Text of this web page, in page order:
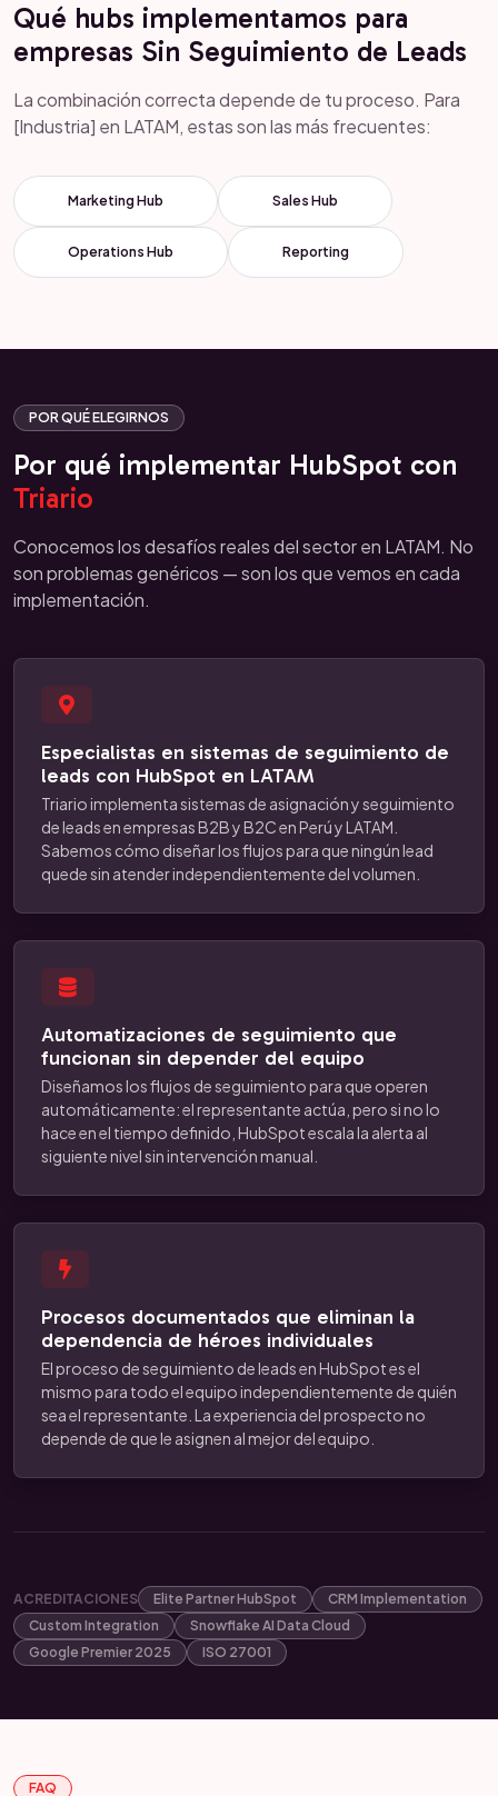
Qué hubs implementamos para
empresas Sin Seguimiento de Leads
La combinación correcta depende de tu proceso. Para
[Industria] en LATAM, estas son las más frecuentes:
Marketing Hub Sales Hub
Operations Hub Reporting
POR QUÉ ELEGIRNOS
Por qué implementar HubSpot con
Triario
Conocemos los desafíos reales del sector en LATAM. No
son problemas genéricos — son los que vemos en cada
implementación.
Especialistas en sistemas de seguimiento de
leads con HubSpot en LATAM
Triario implementa sistemas de asignación y seguimiento
de leads en empresas B2B y B2C en Perú y LATAM.
Sabemos cómo diseñar los flujos para que ningún lead
quede sin atender independientemente del volumen.
Automatizaciones de seguimiento que
funcionan sin depender del equipo
Diseñamos los flujos de seguimiento para que operen
automáticamente: el representante actúa, pero si no lo
hace en el tiempo definido, HubSpot escala la alerta al
siguiente nivel sin intervención manual.
Procesos documentados que eliminan la
dependencia de héroes individuales
El proceso de seguimiento de leads en HubSpot es el
mismo para todo el equipo independientemente de quién
sea el representante. La experiencia del prospecto no
depende de que le asignen al mejor del equipo.
ACREDITACIONES Elite Partner HubSpot
CRM Implementation
Custom Integration
Snowflake AI Data Cloud
Google Premier 2025
ISO 27001
FAQ